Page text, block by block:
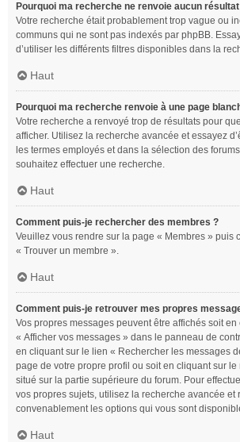
Pourquoi ma recherche ne renvoie aucun
Votre recherche était probablement trop vague ou
communs qui ne sont pas indexés par phpBB.
d’utiliser les différents filtres disponibles dans la
Haut
Pourquoi ma recherche renvoie à une page
Votre recherche a renvoyé trop de résultats pour
afficher. Utilisez la recherche avancée et essayez
les termes employés et dans la sélection des
souhaitez effectuer une recherche.
Haut
Comment puis-je rechercher des membres ?
Veuillez vous rendre sur la page « Membres » puis
« Trouver un membre ».
Haut
Comment puis-je retrouver mes propres
Vos propres messages peuvent être affichés soit
« Afficher vos messages » dans le panneau de
en cliquant sur le lien « Rechercher les messages
page de votre propre profil ou soit en cliquant sur le
situé sur la partie supérieure du forum. Pour
vos propres sujets, utilisez la recherche avancée et
convenablement les options qui vous sont
Haut